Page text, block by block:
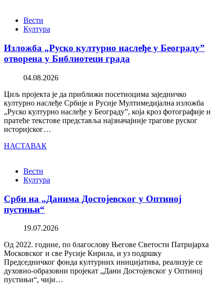
Вести
Култура
Изложба „Руско културно наслеђе у Београду”
отворена у Библиотеци града
04.08.2026
Циљ пројекта је да приближи посетиоцима заједничко
културно наслеђе Србије и Русије Мултимедијална изложба
„Руско културно наслеђе у Београду”, која кроз фотографије и
пратеће текстове представља најзначајније трагове руског
историјског…
НАСТАВАК
Вести
Култура
Срби на „Данима Достојевског у Оптиној
пустињи“
19.07.2026
Од 2022. године, по благослову Његове Светости Патријарха
Московског и све Русије Кирила, и уз подршку
Председничког фонда културних иницијатива, реализује се
духовно-образовни пројекат „Дани Достојевског у Оптиној
пустињи“, чији…